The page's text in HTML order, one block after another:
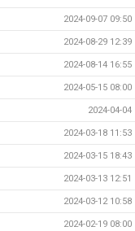
2024-09-07 09:50
2024-08-29 12:39
2024-08-14 16:55
2024-05-15 08:00
2024-04-04
2024-03-18 11:53
2024-03-15 18:43
2024-03-13 12:51
2024-03-12 10:58
2024-02-19 08:00